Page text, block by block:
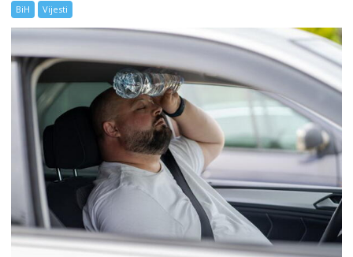
BiH Vijesti